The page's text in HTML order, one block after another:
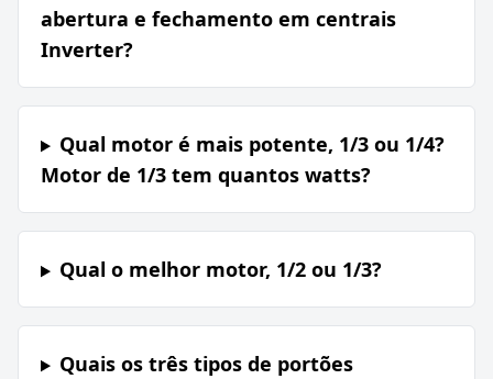
abertura e fechamento em centrais
Inverter?
Qual motor é mais potente, 1/3 ou 1/4?
Motor de 1/3 tem quantos watts?
Qual o melhor motor, 1/2 ou 1/3?
Quais os três tipos de portões